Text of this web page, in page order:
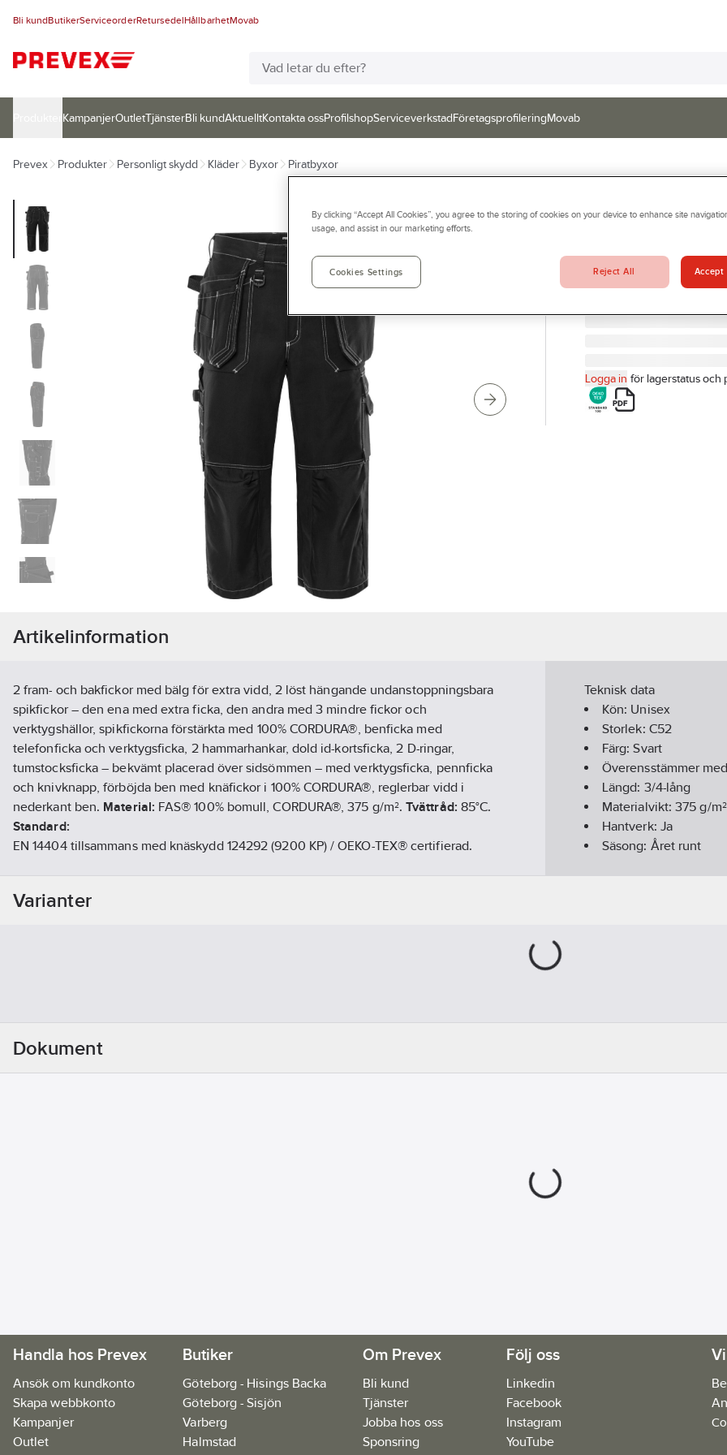
Bli kundButikerServiceorderRetursedelHållbarhetMovab
KampanjerOutletTjänsterBli kundAktuelltKontakta ossProfilshopServiceverkstadFöretagsprofileringMovab
Prevex Produkter Personligt skydd Kläder Byxor Piratbyxor
Artikelnr: 951091
Logga in för lagerstatus och
Artikelinformation
2 fram- och bakfickor med bälg för extra vidd, 2 löst hängande undanstoppningsbara
spikfickor – den ena med extra ficka, den andra med 3 mindre fickor och
verktygshällor, spikfickorna förstärkta med 100% CORDURA®, benficka med
telefonficka och verktygsficka, 2 hammarhankar, dold id-kortsficka, 2 D-ringar,
tumstocksficka – bekvämt placerad över sidsömmen – med verktygsficka, pennficka
och knivknapp, förböjda ben med knäfickor i 100% CORDURA®, reglerbar vidd i
nederkant ben. Material: FAS® 100% bomull, CORDURA®, 375 g/m².Tvättråd: 85°C.
Standard:
EN 14404 tillsammans med knäskydd 124292 (9200 KP) / OEKO-TEX® certifierad.
Ean artikelnr:
Teknisk data
Kön: Unisex
Storlek: C52
Färg:Svart
Överensstämmer
Längd: 3/4-lång
Materialvikt:375 g/m²
Hantverk: Ja
Säsong: Året runt
Varianter
Dokument
Handla hos Prevex
Ansök om kundkonto
Skapa webbkonto
Kampanjer
Outlet
Butiker
Göteborg - Hisings Backa
Göteborg - Sisjön
Varberg
Halmstad
Om Prevex
Bli kund
Tjänster
Jobba hos oss
Sponsring
Följ oss
Linkedin
Facebook
Instagram
YouTube
By clicking “Accept All Cookies”, you agree to the storing of cookies on your device to enhance site
usage, and assist in our marketing efforts.
Cookies Settings Reject All Accept